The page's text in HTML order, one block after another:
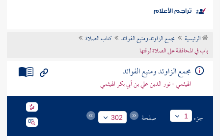
موضوعي
تراجم الأعلام
الرئيسية مجمع الزاوئد ومنبع الفوائد
كتاب الصلاة
باب في المحافظة على الصلاة لوقتها
مجمع الزاوئد ومنبع الفوائد
الهيثمي - نور الدين علي بن أبي بكر الهيثمي
جزء 1 صفحة 302